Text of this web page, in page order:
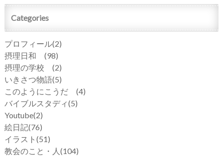
Categories
プロフィール(2)
摂理日和 (98)
摂理の学校 (2)
いきさつ物語(5)
このようにこうだ (4)
バイブルスタディ(5)
Youtube(2)
絵日記(76)
イラスト (51)
教会のこと・人 (104)